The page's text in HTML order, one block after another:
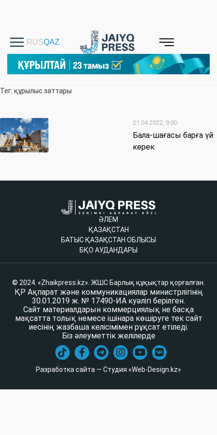
Тег: құрылыс заттары
21.04.2022, 9:00
Бала-шағасы барға үй
керек
ӘЛЕМ
ҚАЗАҚСТАН
БАТЫС ҚАЗАҚСТАН ОБЛЫСЫ
БҚО АУДАНДАРЫ
© 2024. «Zhaikpress.kz». ЖШС Барлық құқықтар қорғалған.
ҚР Ақпарат және коммуникациялар министрлігінің
30.01.2019 ж. № 17490-ИА куәлігі берілген.
Сайт материалдарын коммерциялық не басқа
мақсатта толық немесе ішінара көшіруге тек сайт
иесінің жазбаша келісімімен рұқсат етіледі.
Біз әлеуметтік желілерде
Разработка сайта — Студия «Web-Design.kz»